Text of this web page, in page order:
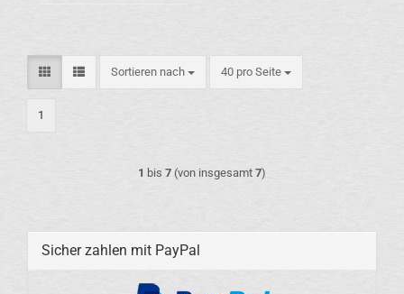
Sortieren nach
Sortieren nach 40 pro Seite
pro Seite
1
1 bis 7 (von insgesamt 7)
Sicher zahlen mit PayPal